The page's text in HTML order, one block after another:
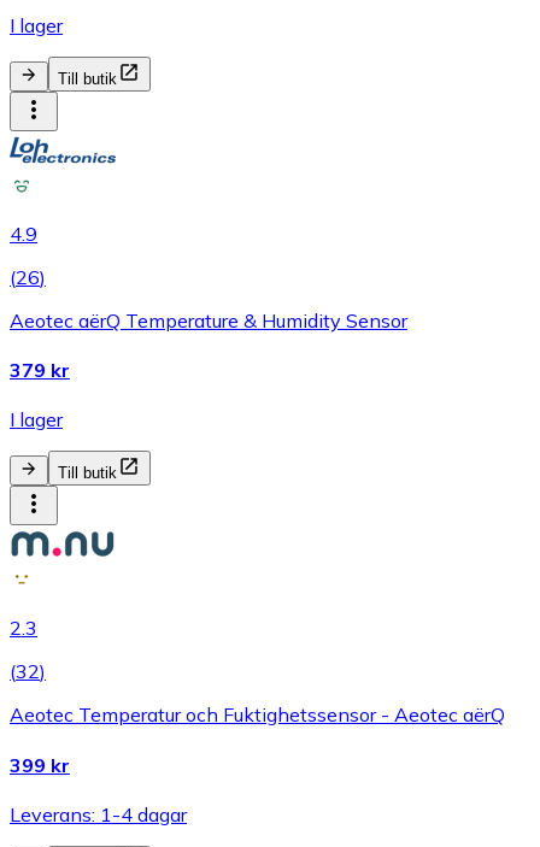
I lager
Till butik
4.9
(26)
Aeotec aërQ Temperature & Humidity Sensor
379 kr
I lager
Till butik
2.3
(32)
Aeotec Temperatur och Fuktighetssensor - Aeotec aërQ
399 kr
Leverans: 1-4 dagar